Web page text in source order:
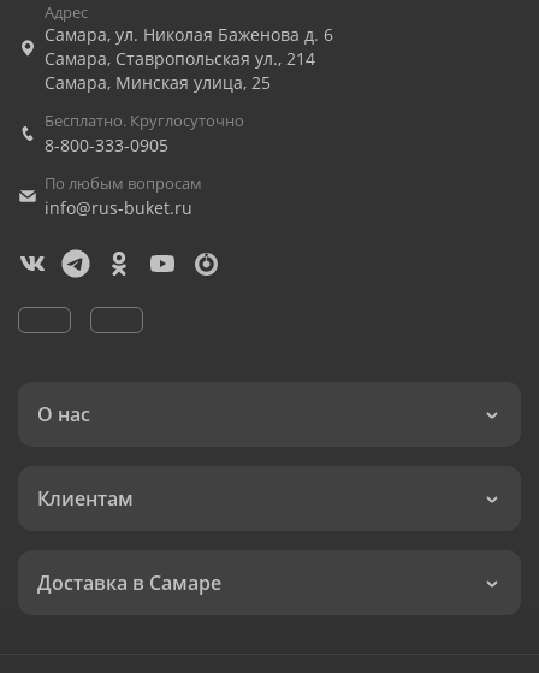
Адрес
Самара, ул. Николая Баженова д. 6
Самара, Ставропольская ул., 214
Самара, Минская улица, 25
Бесплатно. Круглосуточно
8-800-333-0905
По любым вопросам
info@rus-buket.ru
О нас
Клиентам
Доставка в Самаре